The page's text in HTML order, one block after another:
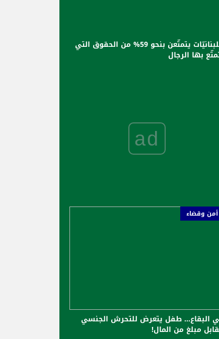
اللبنانيّات يتمتّعن بنحو 59% من الحقوق التي
بها الرجال
ad
أمن وقضاء
البقاع... طفل يتعرض للتحرش الجنسي
مبلغ من المال!